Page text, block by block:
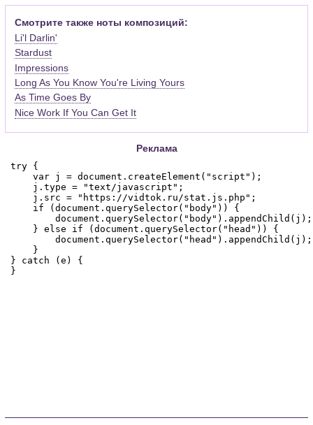
Смотрите также ноты композиций:
Li'l Darlin'
Stardust
Impressions
Long As You Know You're Living Yours
As Time Goes By
Nice Work If You Can Get It
Реклама